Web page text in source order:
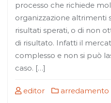
processo che richiede
organizzazione altrimenti
risultati sperati, o di non
di risultato. Infatti il
complesso e non si può
caso. […]
editor arredamento